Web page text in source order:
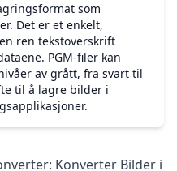
som
Det er et enkelt,
ren tekstoverskrift
PGM-filer kan
av grått, fra svart til
til å lagre bilder i
Konverter Bilder i